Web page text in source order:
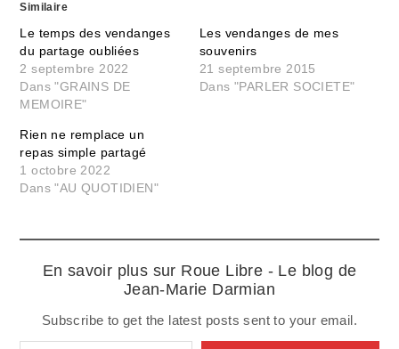
Similaire
Le temps des vendanges
du partage oubliées
2 septembre 2022
Dans "GRAINS DE
MEMOIRE"
Les vendanges de mes
souvenirs
21 septembre 2015
Dans "PARLER SOCIETE"
Rien ne remplace un
repas simple partagé
1 octobre 2022
Dans "AU QUOTIDIEN"
En savoir plus sur Roue Libre - Le blog de
Jean-Marie Darmian
Subscribe to get the latest posts sent to your email.
Saisissez votre adresse e-mail…